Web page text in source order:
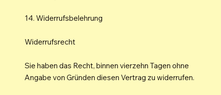
14. Widerrufsbelehrung
Widerrufsrecht
Sie haben das Recht, binnen vierzehn Tagen ohne
Angabe von Gründen diesen Vertrag zu widerrufen.